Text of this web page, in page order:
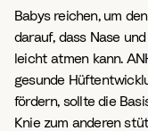
Babys reichen, um
darauf, dass Nase
leicht atmen kann.
gesunde
fördern, sollte die
Knie zum anderen